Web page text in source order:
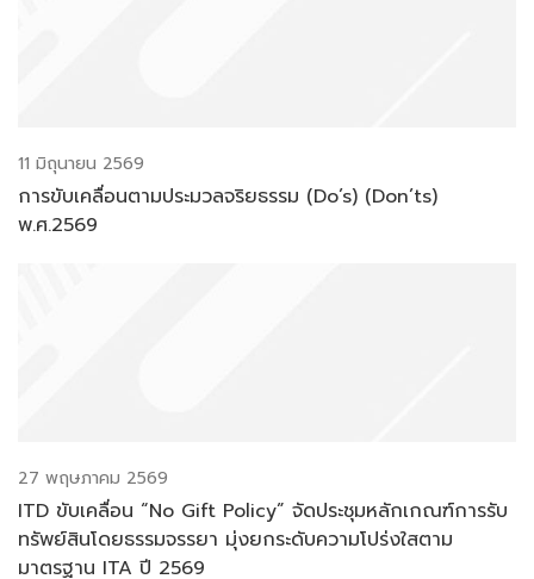
11 มิถุนายน 2569
การขับเคลื่อนตามประมวลจริยธรรม (Do’s) (Don’ts)
พ.ศ.2569
27 พฤษภาคม 2569
ITD ขับเคลื่อน “No Gift Policy” จัดประชุมหลักเกณฑ์การรับ
ทรัพย์สินโดยธรรมจรรยา มุ่งยกระดับความโปร่งใสตาม
มาตรฐาน ITA ปี 2569